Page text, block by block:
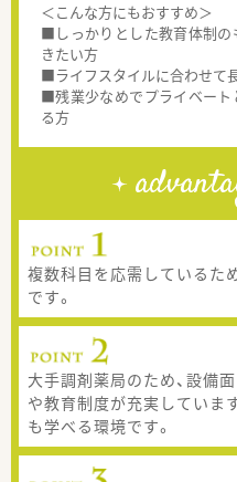
＜こんな方にもおすすめ＞
■しっかりとした教育体制
きたい方
■ライフスタイルに合わせて
■残業少なめでプライベー
る方
複数科目を応需しているた
です。
大手調剤薬局のため、設備
や教育制度が充実していま
も学べる環境です。